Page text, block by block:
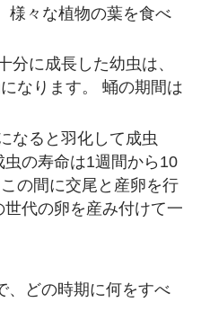
様々な植物の葉を食べ
分に成長した幼虫は、
なります。 蛹の期間は
なると羽化して成虫
虫の寿命は1週間から10
の間に交尾と産卵を行
代の卵を産み付けて一
、どの時期に何をすべ